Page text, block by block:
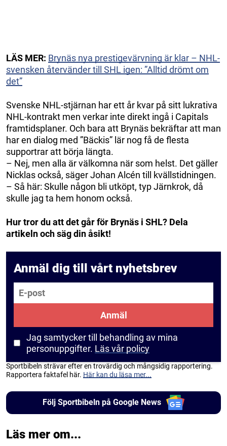
LÄS MER: Brynäs nya prestigevärvning är klar – NHL-
svensken återvänder till SHL igen: ”Alltid drömt om
det”
Svenske NHL-stjärnan har ett år kvar på sitt lukrativa
NHL-kontrakt men verkar inte direkt ingå i Capitals
framtidsplaner. Och bara att Brynäs bekräftar att man
har en dialog med ”Bäckis” lär nog få de flesta
supportrar att börja längta.
– Nej, men alla är välkomna när som helst. Det gäller
Nicklas också, säger Johan Alcén till kvällstidningen.
– Så här: Skulle någon bli utköpt, typ Järnkrok, då
skulle jag ta hem honom också.
Hur tror du att det går för Brynäs i SHL? Dela
artikeln och säg din åsikt!
Anmäl dig till vårt nyhetsbrev
E-post
Anmäl
Jag samtycker till behandling av mina
personuppgifter. Läs vår policy
Sportbibeln strävar efter en trovärdig och mångsidig rapportering.
Rapportera faktafel här. Här kan du läsa mer...
Följ Sportbibeln på Google News
Läs mer om...